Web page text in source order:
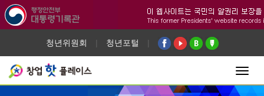
청년위원회 | 청년포털 |